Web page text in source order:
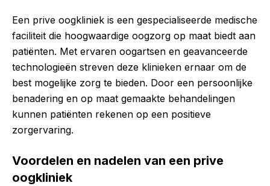
Een prive oogkliniek is een gespecialiseerde medische
faciliteit die hoogwaardige oogzorg op maat biedt aan
patiënten. Met ervaren oogartsen en geavanceerde
technologieën streven deze klinieken ernaar om de
best mogelijke zorg te bieden. Door een persoonlijke
benadering en op maat gemaakte behandelingen
kunnen patiënten rekenen op een positieve
zorgervaring.
Voordelen en nadelen van een prive
oogkliniek